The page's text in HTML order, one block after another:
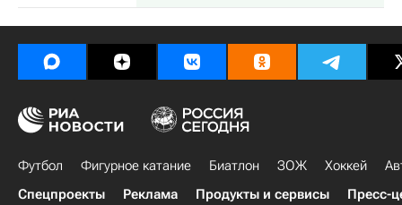
Футбол Фигурное катание Биатлон ЗОЖ Хоккей
Спецпроекты
Реклама Продукты и сервисы Пресс-